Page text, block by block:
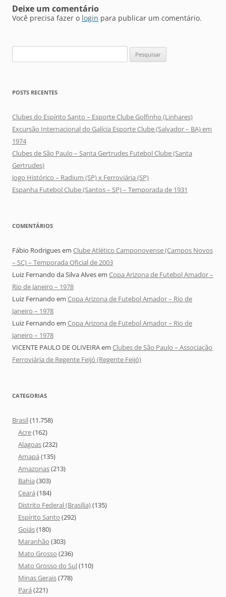
Deixe um comentário
Você precisa fazer o login para publicar um comentário.
por:
POSTS RECENTES
Clubes do Espírito Santo – Esporte Clube Golfinho (Linhares)
Excursão Internacional do Galícia Esporte Clube (Salvador – BA) em
1974
Clubes de São Paulo – Santa Gertrudes Futebol Clube (Santa
Gertrudes)
Jogo Histórico – Radium (SP) x Ferroviária (SP)
Espanha Futebol Clube (Santos – SP) – Temporada de 1931
COMENTÁRIOS
Fábio Rodriguesem Clube Atlético Camponovense (Campos Novos
– SC) – Temporada Oficial de 2003
Luiz Fernando da Silva Alvesem Copa Arizona de Futebol Amador –
Rio de Janeiro – 1978
Luiz Fernando em Copa Arizona de Futebol Amador – Rio de
Janeiro – 1978
Luiz Fernando em Copa Arizona de Futebol Amador – Rio de
Janeiro – 1978
VICENTE PAULO DE OLIVEIRAem Clubes de São Paulo – Associação
Ferroviária de Regente Feijó (Regente Feijó)
CATEGORIAS
Brasil(11.758)
Acre(162)
Alagoas(232)
Amapá (135)
Amazonas(213)
Bahia (303)
Ceará (184)
Distrito Federal (Brasília)(135)
Espírito Santo (292)
Goiás(180)
Maranhão (303)
Mato Grosso (236)
Mato Grosso do Sul(110)
Minas Gerais(778)
Pará (221)